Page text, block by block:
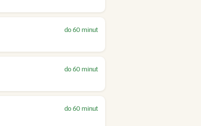
do 60 minut
do 60 minut
do 60 minut